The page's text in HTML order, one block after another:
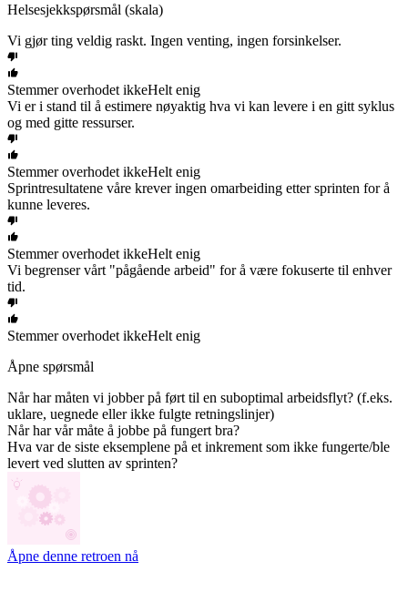
Helsesjekkspørsmål (skala)
Vi gjør ting veldig raskt. Ingen venting, ingen forsinkelser.
Stemmer overhodet ikkeHelt enig
Vi er i stand til å estimere nøyaktig hva vi kan levere i en gitt syklus
og med gitte ressurser.
Stemmer overhodet ikkeHelt enig
Sprintresultatene våre krever ingen omarbeiding etter sprinten for å
kunne leveres.
Stemmer overhodet ikkeHelt enig
Vi begrenser vårt "pågående arbeid" for å være fokuserte til enhver
tid.
Stemmer overhodet ikkeHelt enig
Åpne spørsmål
Når har måten vi jobber på ført til en suboptimal arbeidsflyt? (f.eks.
uklare, uegnede eller ikke fulgte retningslinjer)
Når har vår måte å jobbe på fungert bra?
Hva var de siste eksemplene på et inkrement som ikke fungerte/ble
levert ved slutten av sprinten?
Åpne denne retroen nå